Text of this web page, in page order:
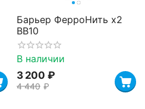
Барьер ФерроНить х2
BB10
В наличии
3 200 ₽
4 440 ₽